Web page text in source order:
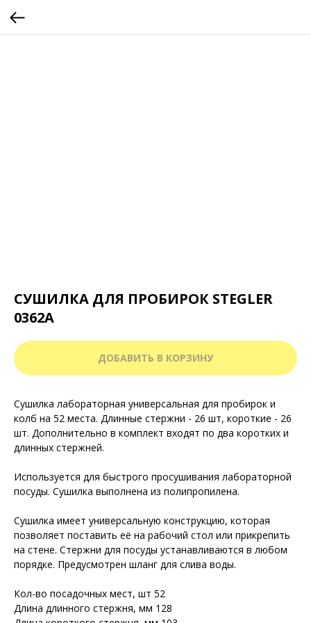
СУШИЛКА ДЛЯ ПРОБИРОК STEGLER
0362А
ДОБАВИТЬ В КОРЗИНУ
Сушилка лабораторная универсальная для пробирок и
колб на 52 места. Длинные стержни - 26 шт, короткие - 26
шт. Дополнительно в комплект входят по два коротких и
длинных стержней.
Используется для быстрого просушивания лабораторной
посуды. Сушилка выполнена из полипропилена.
Сушилка имеет универсальную конструкцию, которая
позволяет поставить её на рабочий стол или прикрепить
на стене. Стержни для посуды устанавливаются в любом
порядке. Предусмотрен шланг для слива воды.
Кол-во посадочных мест, шт 52
Длина длинного стержня, мм 128